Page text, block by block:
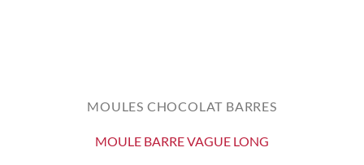
MOULES CHOCOLAT BARRES
MOULE BARRE VAGUE LONG